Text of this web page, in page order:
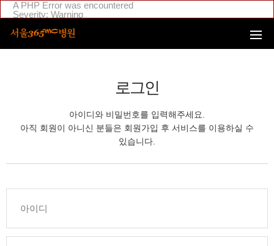
A PHP Error was encountered
Severity: Warning
Filename: _inc/header_body.php
Backtrace:
Function: include
File:
/home/login/public_html/application/views/mobile/seoul/_inc/
Function: include
Function: view
/home/login/public_html/application/controllers/member/
Line: 633
Function: view_print
File: /home/login/public_html/index.php
본문 바로가기
로그인
아이디와 비밀번호를 입력해주세요.
아직 회원이 아니신 분들은 회원가입 후 서비스를 이용하실 수
있습니다.